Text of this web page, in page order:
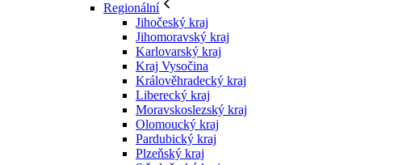
Regionální
Jihočeský kraj
Jihomoravský kraj
Karlovarský kraj
Kraj Vysočina
Králověhradecký kraj
Liberecký kraj
Moravskoslezský kraj
Olomoucký kraj
Pardubický kraj
Plzeňský kraj